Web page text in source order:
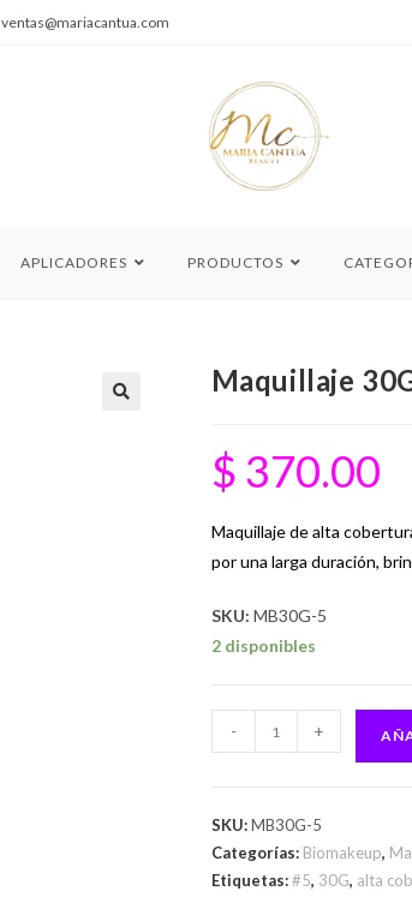
ventas@mariacantua.com
APLICADORES PRODUCTOS
Maquillaje
$ 370.00
Maquillaje de alta
por una larga duración, b
SKU: MB30G-5
2 disponibles
- +
SKU:MB30G-5
Categorías: Biomakeup,
Etiquetas:#5, 30G, alta